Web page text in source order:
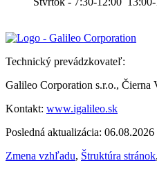
Technický prevádzkovateľ:
Galileo Corporation s.r.o., Čierna
Kontakt: www.igalileo.sk
Posledná aktualizácia: 06.08.2026
Zmena vzhľadu, Štruktúra stránok,